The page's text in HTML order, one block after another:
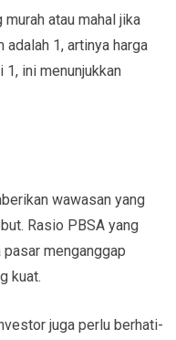
atau mahal jika
1, artinya harga
ini menunjukkan
wawasan yang
Rasio PBSA yang
menganggap
kuat.
juga perlu berhati-